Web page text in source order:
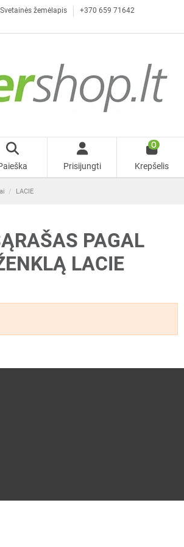
Svetainės žemėlapis
+370 659 71642
Prisijungti
0
Krepšelis
LACIE
PAGAL
LACIE